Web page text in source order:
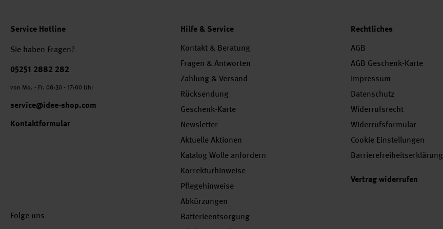
Service Hotline
Sie haben Fragen?
Telefonnummer
05251 2882 282
von Mo. - Fr. 08:30 - 17:00 Uhr
service@idee-shop.com
Kontaktformular
Folge uns
Hilfe & Service
Kontakt & Beratung
Fragen & Antworten
Zahlung & Versand
Rücksendung
Geschenk-Karte
Newsletter
Aktuelle Aktionen
Katalog Wolle anfordern
Korrekturhinweise
Pflegehinweise
Abkürzungen
Batterieentsorgung
Rechtliches
AGB
AGB Geschenk-Karte
Impressum
Datenschutz
Widerrufsrecht
Widerrufsformular
Cookie Einstellungen
Barrierefreiheitserklärung
Vertrag widerrufen